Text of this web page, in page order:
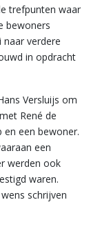
trefpunten waar
bewoners
naar verdere
in opdracht
Versluijs om
René de
en een bewoner.
een
werden ook
waren.
schrijven